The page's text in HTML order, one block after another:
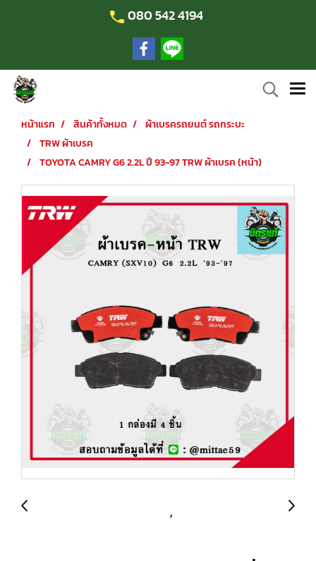
080 542 4194
หน้าแรก สินค้าทั้งหมด
ผ้าเบรครถยนต์ รถกระบะ
TRW ผ้าเบรค
TOYOTA CAMRY G6 2.2L ปี 93-97 TRW ผ้าเบรค (หน้า)